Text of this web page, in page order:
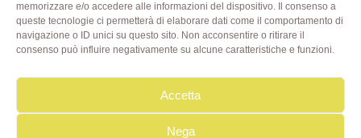
memorizzare e/o accedere alle informazioni del dispositivo. Il consenso a
queste tecnologie ci permetterà di elaborare dati come il comportamento di
navigazione o ID unici su questo sito. Non acconsentire o ritirare il
consenso può influire negativamente su alcune caratteristiche e funzioni.
Accetta
Nega
Olivia di Aimi Roberta | Borgo XX Marzo 6/c Parma | P.IVA
IT02499000343 - REA PR 245283 | © 2020 Olivialab. All
Rights Reserved.